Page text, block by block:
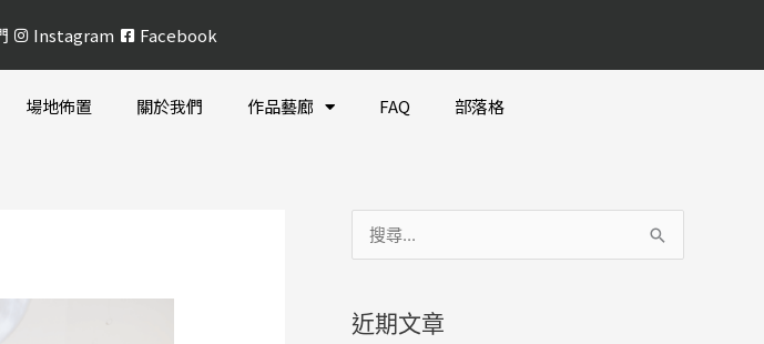
Instagram Facebook
場地佈置 關於我們 作品藝廊 FAQ 部落格
鍵
近期文章
整